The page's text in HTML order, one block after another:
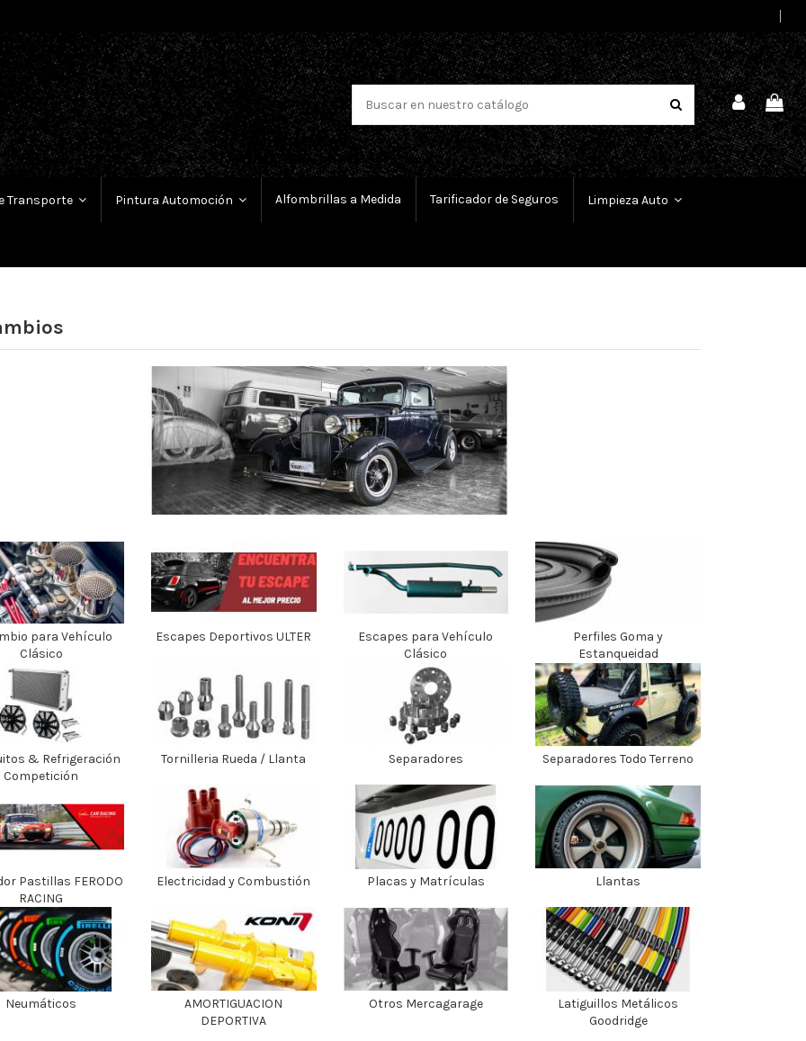
Transporte Pintura Automoción Alfombrillas a Medida Tarificador de Seguros Limpieza Auto
para Vehículo
Clásico
Escapes Deportivos ULTER
Escapes para Vehículo
Clásico
Perfiles Goma y
Estanqueidad
& Refrigeración
Competición
Tornilleria Rueda / Llanta Separadores Separadores Todo Terreno
Pastillas FERODO
RACING
Electricidad y Combustión Placas y Matrículas Llantas
Neumáticos
AMORTIGUACION
DEPORTIVA
Otros Mercagarage
Latiguillos Metálicos
Goodridge